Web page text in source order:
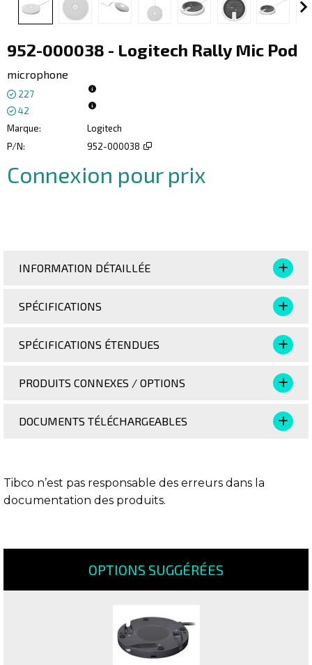
952-000038 - Logitech Rally Mic Pod
microphone
227
42
Marque
Logitech
P/N
952-000038
Connexion pour prix
INFORMATION DÉTAILLÉE
SPÉCIFICATIONS
SPÉCIFICATIONS ÉTENDUES
PRODUITS CONNEXES / OPTIONS
DOCUMENTS TÉLÉCHARGEABLES
Tibco n’est pas responsable des erreurs dans la
documentation des produits.
OPTIONS SUGGÉRÉES